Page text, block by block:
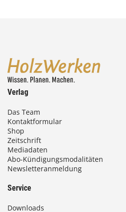
Verlag
Das Team
Kontaktformular
Shop
Zeitschrift
Mediadaten
Abo-Kündigungsmodalitäten
Newsletteranmeldung
Service
Downloads